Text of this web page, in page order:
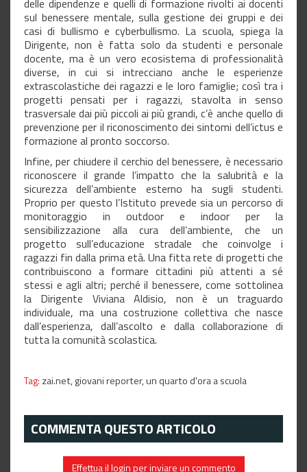
delle dipendenze e quelli di formazione rivolti ai docenti
sul benessere mentale, sulla gestione dei gruppi e dei
casi di bullismo e cyberbullismo. La scuola, spiega la
Dirigente, non è fatta solo da studenti e personale
docente, ma è un vero ecosistema di professionalità
diverse, in cui si intrecciano anche le esperienze
extrascolastiche dei ragazzi e le loro famiglie; così tra i
progetti pensati per i ragazzi, stavolta in senso
trasversale dai più piccoli ai più grandi, c’è anche quello di
prevenzione per il riconoscimento dei sintomi dell’ictus e
formazione al pronto soccorso.
Infine, per chiudere il cerchio del benessere, è necessario
riconoscere il grande l’impatto che la salubrità e la
sicurezza dell’ambiente esterno ha sugli studenti.
Proprio per questo l’Istituto prevede sia un percorso di
monitoraggio in outdoor e indoor per la
sensibilizzazione alla cura dell’ambiente, che un
progetto sull’educazione stradale che coinvolge i
ragazzi fin dalla prima età. Una fitta rete di progetti che
contribuiscono a formare cittadini più attenti a sé
stessi e agli altri; perché il benessere, come sottolinea
la Dirigente Viviana Aldisio, non è un traguardo
individuale, ma una costruzione collettiva che nasce
dall’esperienza, dall’ascolto e dalla collaborazione di
tutta la comunità scolastica.
Tag: zai.net,giovani reporter,un quarto d'ora a scuola
COMMENTA QUESTO ARTICOLO
Effettua il login per inviare un commento